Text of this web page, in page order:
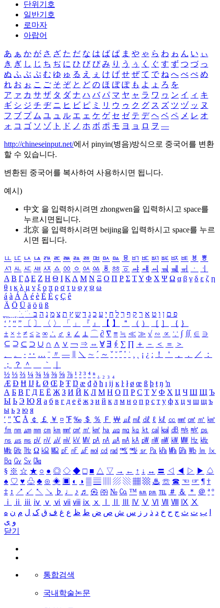
단위기호
일반기호
로마자
아랍어
あ ぁ か が さ ざ た だ な は ば ぱ ま や ゃ ら わ ゎ ん い ぃ
き ぎ し じ ち ぢ に ひ び ぴ み り う ぅ く ぐ す ず つ づ っ
ぬ ふ ぶ ぷ む ゆ ゅ る え ぇ け げ せ ぜ て で ね へ べ ぺ め
れ お ぉ こ ご そ ぞ と ど の ほ ぼ ぽ も よ ょ ろ を
ア ァ カ サ ザ タ ダ ナ ハ バ パ マ ヤ ャ ラ ワ ヮ ン イ ィ キ
ギ シ ジ チ ヂ ニ ヒ ビ ピ ミ リ ウ ゥ ク グ ス ズ ツ ヅ ッ ヌ
フ ブ プ ム ユ ュ ル エ ェ ケ ゲ セ ゼ テ デ ヘ ベ ペ メ レ オ
ォ コ ゴ ソ ゾ ト ド ノ ホ ボ ポ モ ヨ ョ ロ ヲ ―
http://chineseinput.net/에서 pinyin(병음)방식으로 중국어를 변환
할 수 있습니다.
변환된 중국어를 복사하여 사용하시면 됩니다.
예시)
中文 을 입력하시려면 zhongwen을 입력하시고 space를
누르시면됩니다.
北京 을 입력하시려면 beijing을 입력하시고 space를 누르
시면 됩니다.
ㅥ ㅦ ㅧ ㅨ ㅩ ㅪ ㅫ ㅬ ㅭ ㅮ ㅯ ㅰ ㅱ ㅲ ㅳ ㅴ ㅵ ㅶ ㅷ ㅸ
ㅹ
ㅺ ㅻ ㅼ ㅽ ㅾ ㅿ ㆀ ㆁ ㆂ ㆃ ㆄ ㆅ ㆆ ㆇ ㆈ ㆉ ㆊ ㆋ ㆌ ㆍ
ㆎ
Α Β ΓΔ Ε Ζ Η Θ Ι ΚΛ Μ Ν Ξ Ο Π Ρ Σ ΤΥ Φ Χ Ψ Ω α β γ δ ε ζ η
θ ι κ λ μ ν ξ ο π ρ σ τ υ φ χ ψ ω
á à Á À é è É È ç Ç ê
Ä Ö Ü ä ö ü ß
ִֶֹ ֻּ ׁׂ פ ם ן ו ט א ר ק ף ך ל ח י ע כ ג ד ש ץ ת צ מ נ ה ב
‘ ’ “ ” 〔 〕 〈 〉 「 」 『 』 【 】 ＂ （ ） ［ ］ ｛ ｝
± × ÷ ≠ ≤ ≥ ∞ ∴ ♂ ♀ ∠ ⊥ ⌒ ∂ ∇ ≡ ≒ ≪ ≫ √ ∽ ∝ ∵ ∫ ∬ ∈ ∋
⊆ ⊇ ⊂ ⊃ ∪ ∩ ∧ ∨ ￢ ⇒ ⇔ ∀ ∃ ∮ ∑ ∏ ＋ － ＜ ＝
＞
、
。 · ‥ … ¨ 〃 ― ＼ ∼ ´ ～ ˇ ˘ ˝ ˚ ˙ ¸ ¡ ¿ ː ！ ＇ ， ． ／
：
；
？ ＾ ｀
½ ⅓ ⅔ ¼ ¾ ⅛ ⅜ ⅝ ⅞ ¹ ² ³ ⁴ ⁿ ₁ ₂ ₃ ₄
Æ Ð Ħ Ĳ Ł Ø Œ Þ Ŧ Ŋ æ đ ð ħ ı ĳ ĸ ŀ ł ø œ ß þ ŧ ŋ ŉ
А Б В Г Д Е Ё Ж З И Й К Л М Н О П Р С Т У Ф Х Ц Ч Ш Щ Ъ
Ы Ь Э Ю Я а б в г д е ё ж з и й к л м н о п р с т у ф х ц ч ш щ ъ
ы ь э ю я
′ ″ ℃ Å ￠ ￡ ￥ ¤ ℉ ‰ ＄ ％ Ｆ ￦ ㎕ ㎖ ㎗ ℓ ㎘ ㏄ ㎣ ㎤ ㎥ ㎦
㎙ ㎚ ㎛ ㎜ ㎝ ㎞ ㎟ ㎠ ㎡ ㎢ ㏊ ㎍ ㎎ ㎏ ㏏ ㎈ ㎉ ㏈ ㎧ ㎨ ㎰
㎱ ㎲ ㎳ ㎴ ㎵ ㎶ ㎷ ㎸ ㎹ ㎀ ㎁ ㎂ ㎃ ㎄ ㎺ ㎻ ㎽ ㎾ ㎿ ㎐ ㎑
㎒ ㎓ ㎔ Ω ㏀ ㏁ ㎊ ㎋ ㎌ ㏖ ㏅ ㎭ ㎮ ㎯ ㏛ ㎩ ㎪ ㎫ ㎬ ㏝ ㏐
㏓
㏃ ㏉ ㏜ ㏆
§ ※ ☆ ★ ○ ● ◎ ◇ ◆ □ ■ △ ▽ → ← ↑ ↓ ↔ 〓 ◁ ◀ ▷ ▶ ♤
♠ ♡ ♥ ♧ ♣ ⊙ ◈ ▣ ◐ ◑ ▒ ▤ ▨ ▧ ▦ ▩ ♨ ☏ ☎ ☜ ☞ ¶ †
‡ ↕ ↗ ↙ ↖ ↘ ♭ ♩ ♪ ♬ ㉿ ㈜ № ㏇ ™ ㏂ ㏘ ℡ ＃ ＆ ＊ ＠ ª º
ⅰ
ⅱ ⅲ ⅳ ⅴ ⅵ ⅶ ⅷ ⅸ ⅹ Ⅳ Ⅴ Ⅵ Ⅶ Ⅷ Ⅸ Ⅹ
ب ت ث ج ح خ د ذ ر ز س ش ص ض ط ظ ع غ ف ق ک ل م ن ه
و ی
닫기
통합검색
국내학술논문